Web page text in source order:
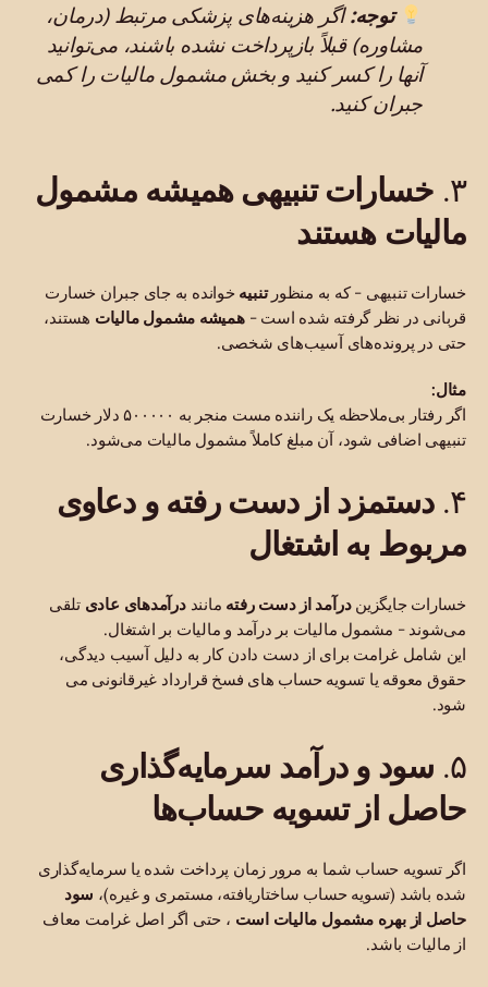
توجه:اگر هزینه‌های پزشکی مرتبط (درمان،
مشاوره) قبلاً بازپرداخت نشده باشند، می‌توانید
آنها را کسر کنید و بخش مشمول مالیات را کمی
جبران کنید.
۳. خسارات تنبیهی همیشه مشمول
مالیات هستند
خسارات تنبیهی - که به منظورتنبیه خوانده به جای جبران خسارت
قربانی در نظر گرفته شده است -همیشه مشمول مالیات هستند،
حتی در پرونده‌های آسیب‌های شخصی.
مثال:
اگر رفتار بی‌ملاحظه یک راننده مست منجر به ۵۰۰۰۰۰ دلار خسارت
تنبیهی اضافی شود، آن مبلغ کاملاً مشمول مالیات می‌شود.
۴. دستمزد از دست رفته و دعاوی
مربوط به اشتغال
خسارات جایگزیندرآمد از دست رفته ماننددرآمدهای عادی تلقی
می‌شوند - مشمول مالیات بر درآمد و مالیات بر اشتغال.
این شامل غرامت برای از دست دادن کار به دلیل آسیب دیدگی،
حقوق معوقه یا تسویه حساب های فسخ قرارداد غیرقانونی می
شود.
۵. سود و درآمد سرمایه‌گذاری
حاصل از تسویه حساب‌ها
اگر تسویه حساب شما به مرور زمان پرداخت شده یا سرمایه‌گذاری
شده باشد (تسویه حساب ساختاریافته، مستمری و غیره)، سود
حاصل از بهره مشمول مالیات است ، حتی اگر اصل غرامت معاف
از مالیات باشد.